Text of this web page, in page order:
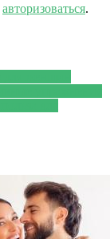
авторизоваться.